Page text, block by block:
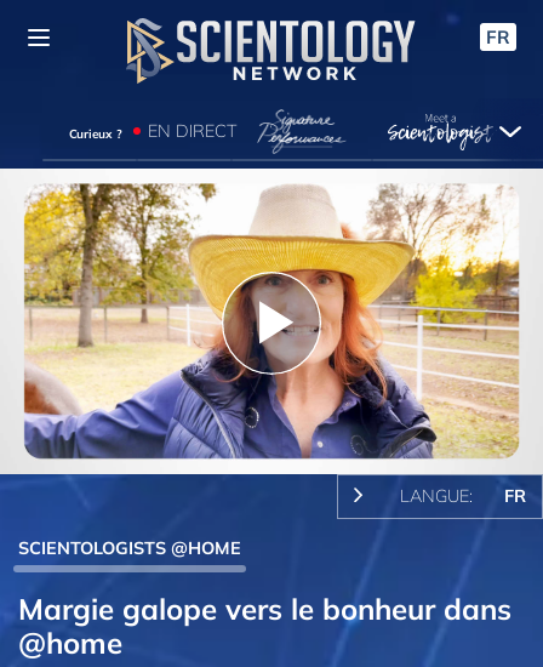
FR
Curieux ? EN DIRECT
Play
Video
LANGUE: FR
SCIENTOLOGISTS @HOME
Margie galope vers le bonheur dans
@home